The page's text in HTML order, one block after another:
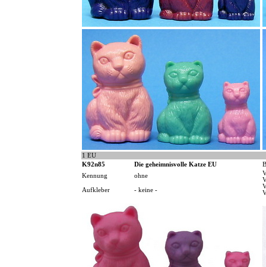
1 EU
K92n85
Die geheimnisvolle Katze EU
Kennung
ohne
Aufkleber - keine -